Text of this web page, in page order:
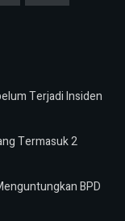
Terjadi Insiden
Termasuk 2
BPD